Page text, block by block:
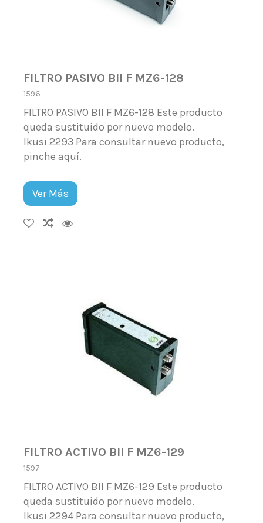
FILTRO PASIVO BII F MZ6-128
1596
FILTRO PASIVO BII F MZ6-128 Este producto
queda sustituido por nuevo modelo.
Ikusi 2293 Para consultar nuevo producto,
pinche aquí.
Ver Más
FILTRO ACTIVO BII F MZ6-129
1597
FILTRO ACTIVO BII F MZ6-129 Este producto
queda sustituido por nuevo modelo.
Ikusi 2294 Para consultar nuevo producto,